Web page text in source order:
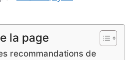
la page
recommandations de